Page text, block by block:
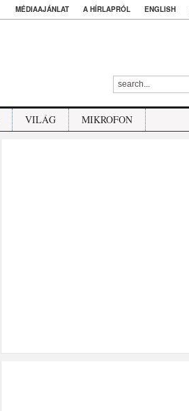
MÉDIAAJÁNLAT A HÍRLAPRÓL ENGLISH
VILÁG MIKROFON